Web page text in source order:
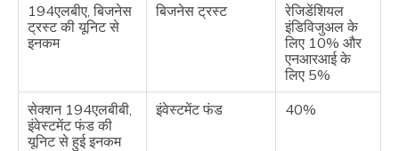
194एलबीए, बिजनेस
ट्रस्ट की यूनिट से
इनकम
बिजनेस ट्रस्ट
रेजिडेंशियल
इंडिविजुअल के
लिए 10% और
एनआरआई के
लिए 5%
सेक्शन 194एलबीबी,
इंवेस्टमेंट फंड की
यूनिट से हुई इनकम
इंवेस्टमेंट फंड 40%